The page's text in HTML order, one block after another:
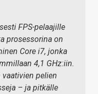
FPS-pelaajille
prosessorina on
Core i7, jonka
4,1 GHz:iin.
pelien
– ja pitkälle